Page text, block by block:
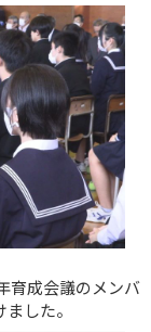
育成会議のメンバ
した。